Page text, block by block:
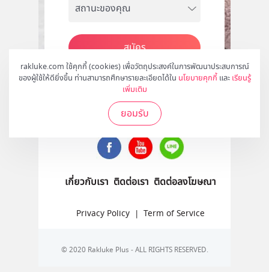
rakluke.com ใช้คุกกี้ (cookies) เพื่อวัตถุประสงค์ในการพัฒนาประสบการณ์
ของผู้ใช้ให้ดียิ่งขึ้น ท่านสามารถศึกษารายละเอียดได้ใน นโยบายคุกกี้ และ เรียนรู้
เพิ่มเติม
ยอมรับ
สมัคร
ติดตามเราได้ที่
เกี่ยวกับเรา ติดต่อเรา ติดต่อลงโฆษณา
Privacy Policy | Term of Service
© 2020 Rakluke Plus - ALL RIGHTS RESERVED.